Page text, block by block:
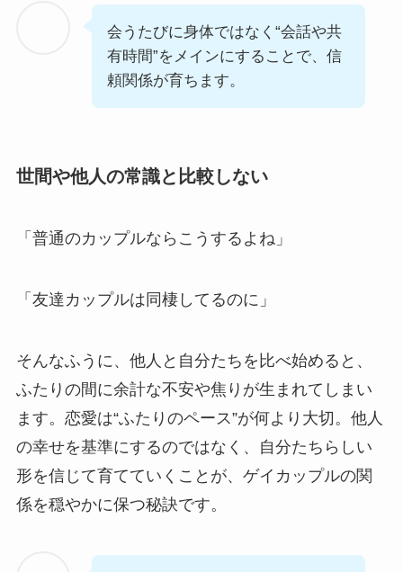
会うたびに身体ではなく“会話や共
有時間”をメインにすることで、信
頼関係が育ちます。
世間や他人の常識と比較しない
「普通のカップルならこうするよね」
「友達カップルは同棲してるのに」
そんなふうに、他人と自分たちを比べ始めると、
ふたりの間に余計な不安や焦りが生まれてしまい
ます。恋愛は“ふたりのペース”が何より大切。他人
の幸せを基準にするのではなく、自分たちらしい
形を信じて育てていくことが、ゲイカップルの関
係を穏やかに保つ秘訣です。